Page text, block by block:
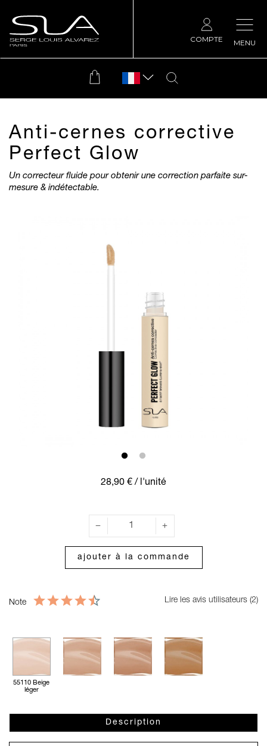
MENU
COMPTE
Anti-cernes corrective
Perfect Glow
Un correcteur fluide pour obtenir une correction parfaite sur-
mesure & indétectable.
28,90 €/ l'unité
ajouter à la commande
Note Lire les avis utilisateurs (2)
55110 Beige
léger
Description